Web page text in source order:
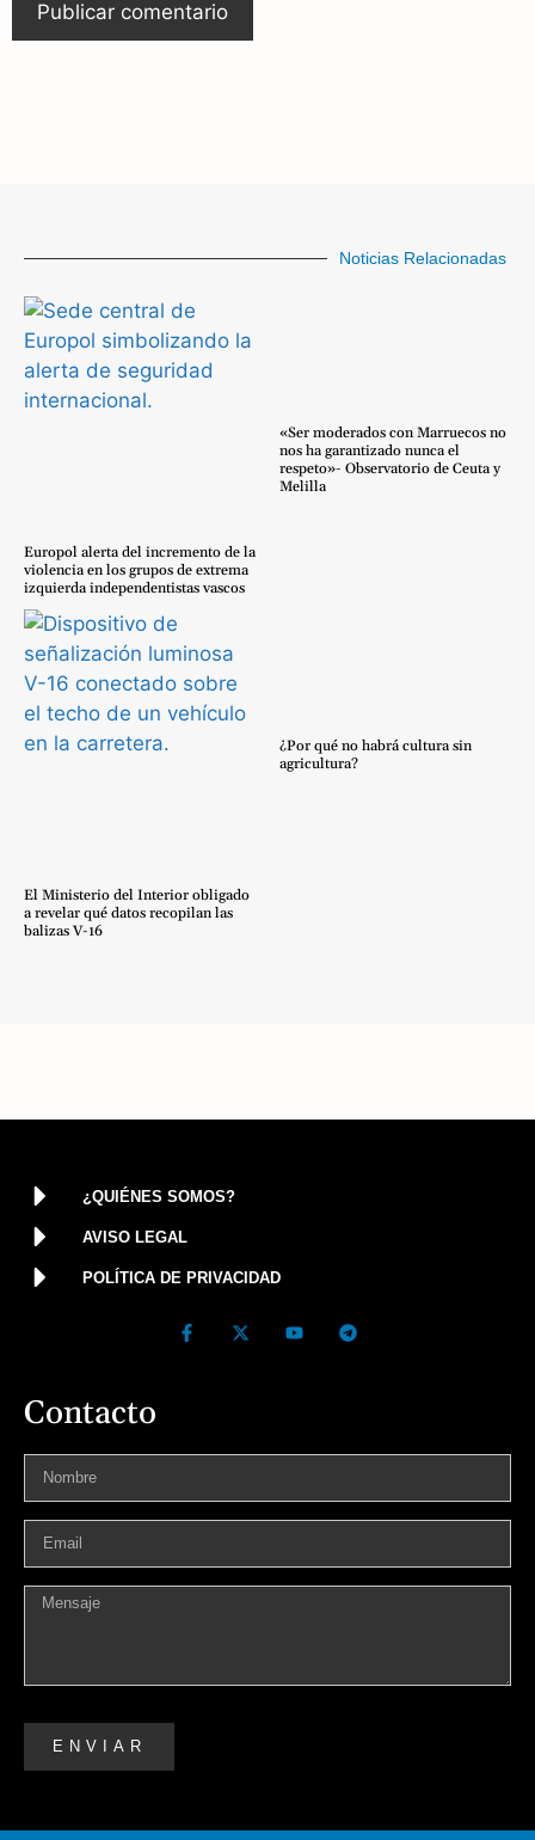
Noticias Relacionadas
Europol alerta del incremento de la
violencia en los grupos de extrema
izquierda independentistas vascos
«Ser moderados con Marruecos no
nos ha garantizado nunca el
respeto»- Observatorio de Ceuta y
Melilla
El Ministerio del Interior obligado
a revelar qué datos recopilan las
balizas V-16
¿Por qué no habrá cultura sin
agricultura?
¿QUIÉNES SOMOS?
AVISO LEGAL
POLÍTICA DE PRIVACIDAD
Contacto
ENVIAR